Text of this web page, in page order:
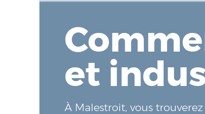
et
À Malestroit, vous